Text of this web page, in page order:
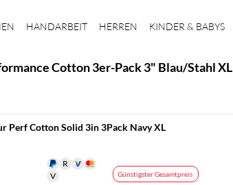
HANDARBEIT HERREN KINDER & BABYS
Cotton 3er-Pack 3" Blau/Stahl XL
Perf Cotton Solid 3in 3Pack Navy XL
Günstigster Gesamtpreis